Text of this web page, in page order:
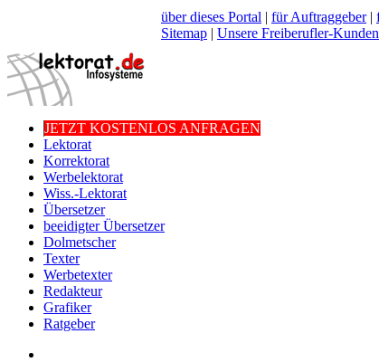
über dieses Portal | für Auftraggeber|
Sitemap | Unsere Freiberufler-Kunden
JETZT KOSTENLOS ANFRAGEN
Lektorat
Korrektorat
Werbelektorat
Wiss.-Lektorat
Übersetzer
beeidigter Übersetzer
Dolmetscher
Texter
Werbetexter
Redakteur
Grafiker
Ratgeber